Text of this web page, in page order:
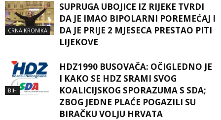
CRNA KRONIKA
SUPRUGA UBOJICE IZ RIJEKE TVRDI
DA JE IMAO BIPOLARNI POREMEĆAJ I
DA JE PRIJE 2 MJESECA PRESTAO PITI
LIJEKOVE
BIH
HDZ1990 BUSOVAČA: OČIGLEDNO JE
I KAKO SE HDZ SRAMI SVOG
KOALICIJSKOG SPORAZUMA S SDA;
ZBOG JEDNE PLAĆE POGAZILI SU
BIRAČKU VOLJU HRVATA